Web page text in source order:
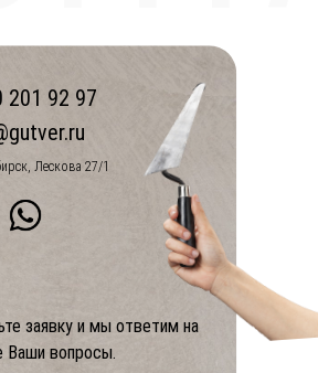
201 92 97
Лескова 27/1
заявку и мы ответим на
вопросы.